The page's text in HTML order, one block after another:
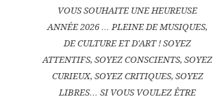
VOUS SOUHAITE UNE HEUREUSE
ANNÉE 2026 … PLEINE DE MUSIQUES,
DE CULTURE ET D'ART ! SOYEZ
ATTENTIFS, SOYEZ CONSCIENTS, SOYEZ
CURIEUX, SOYEZ CRITIQUES, SOYEZ
LIBRES… SI VOUS VOULEZ ÊTRE